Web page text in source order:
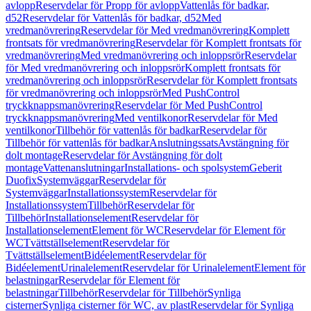
avloppReservdelar för Propp för avloppVattenlås för badkar,
d52Reservdelar för Vattenlås för badkar, d52Med
vredmanövreringReservdelar för Med vredmanövreringKomplett
frontsats för vredmanövreringReservdelar för Komplett frontsats för
vredmanövreringMed vredmanövrering och inloppsrörReservdelar
för Med vredmanövrering och inloppsrörKomplett frontsats för
vredmanövrering och inloppsrörReservdelar för Komplett frontsats
för vredmanövrering och inloppsrörMed PushControl
tryckknappsmanövreringReservdelar för Med PushControl
tryckknappsmanövreringMed ventilkonorReservdelar för Med
ventilkonorTillbehör för vattenlås för badkarReservdelar för
Tillbehör för vattenlås för badkarAnslutningssatsAvstängning för
dolt montageReservdelar för Avstängning för dolt
montageVattenanslutningarInstallations- och spolsystemGeberit
DuofixSystemväggarReservdelar för
SystemväggarInstallationssystemReservdelar för
InstallationssystemTillbehörReservdelar för
TillbehörInstallationselementReservdelar för
InstallationselementElement för WCReservdelar för Element för
WCTvättställselementReservdelar för
TvättställselementBidéelementReservdelar för
BidéelementUrinalelementReservdelar för UrinalelementElement för
belastningarReservdelar för Element för
belastningarTillbehörReservdelar för TillbehörSynliga
cisternerSynliga cisterner för WC, av plastReservdelar för Synliga